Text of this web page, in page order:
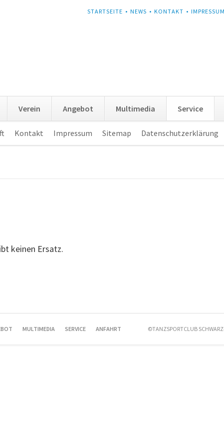
NAVIGATION
STARTSEITE NEWS KONTAKT IMPRESSUM
Verein Angebot Multimedia Service
Kontakt Impressum Sitemap Datenschutzerklärung
keinen Ersatz.
MULTIMEDIA SERVICE ANFAHRT ©TANZSPORTCLUB